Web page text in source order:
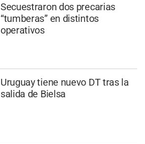
Secuestraron dos precarias
“tumberas” en distintos
operativos
Uruguay tiene nuevo DT tras la
salida de Bielsa